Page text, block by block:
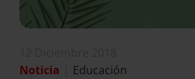
Noticia
Educación